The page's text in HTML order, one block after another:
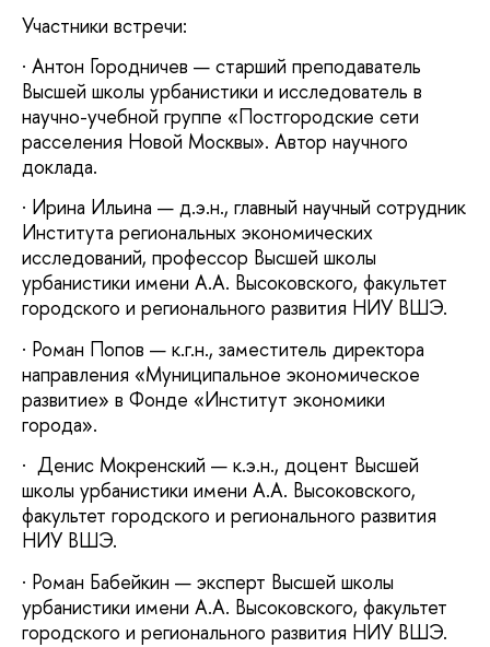
Участники встречи:
· Антон Городничев — старший преподаватель
Высшей школы урбанистики и исследователь в
научно-учебной группе «Постгородские сети
расселения Новой Москвы». Автор научного
доклада.
· Ирина Ильина — д.э.н., главный научный сотрудник
Института региональных экономических
исследований, профессор Высшей школы
урбанистики имени А.А. Высоковского, факультет
городского и регионального развития НИУ ВШЭ.
· Роман Попов — к.г.н., заместитель директора
направления «Муниципальное экономическое
развитие» в Фонде «Институт экономики
города».
· Денис Мокренский — к.э.н., доцент Высшей
школы урбанистики имени А.А. Высоковского,
факультет городского и регионального развития
НИУ ВШЭ.
· Роман Бабейкин — эксперт Высшей школы
урбанистики имени А.А. Высоковского, факультет
городского и регионального развития НИУ ВШЭ.